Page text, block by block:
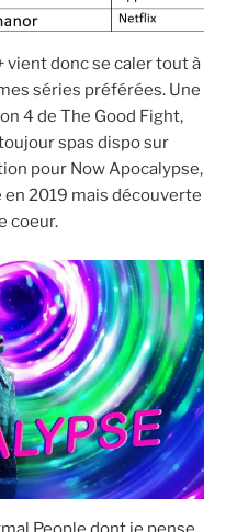
vient donc se caler tout à
séries préférées. Une
4 de The Good Fight,
spas dispo sur
pour Now Apocalypse,
2019 mais découverte
coeur.